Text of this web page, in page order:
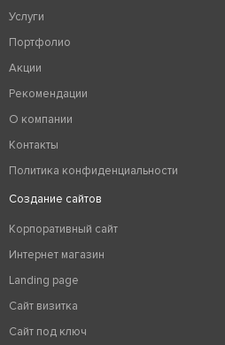
Услуги
Портфолио
Акции
Рекомендации
О компании
Контакты
Политика конфиденциальности
Создание сайтов
Корпоративный сайт
Интернет магазин
Landing page
Сайт визитка
Сайт под ключ